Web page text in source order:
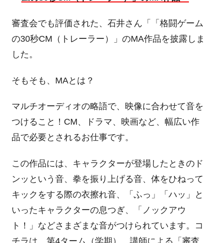
審査会でも評価された、石井さん「「格闘ゲーム
の30秒CM （トレーラー）」のMA作品を披露しま
した。
そもそも、 MAとは？
マルチオーディオの略語で、映像に合わせて音を
つけること！ CM、ドラマ、映画など、幅広い作
品で必要とされるお仕事です。
この作品には、キャラクターが登場したときのド
ンッという音、拳を振り上げる音、体をひねって
キックをする際の衣擦れ音、「ふっ」「ハッ」と
いったキャラクターの息つぎ、「ノックアウ
ト！」などさまざまな音がつけられています。コ
チラは、第4ターム（学期）、講師による「審査